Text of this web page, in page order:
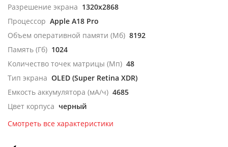
Разрешение экрана 1320x2868
Процессор Apple A18 Pro
Объем оперативной памяти (Мб) 8192
Память (Гб) 1024
Количество точек матрицы (Мп) 48
Тип экрана OLED (Super Retina XDR)
Емкость аккумулятора (мА/ч) 4685
Цвет корпуса черный
Смотреть все характеристики